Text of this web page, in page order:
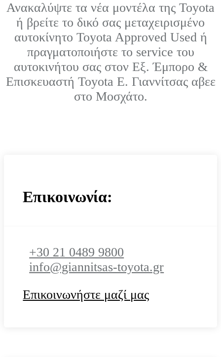
Ανακαλύψτε τα νέα μοντέλα της Toyota
ή βρείτε το δικό σας μεταχειρισμένο
αυτοκίνητο Toyota Approved Used ή
πραγματοποιήστε το service του
αυτοκινήτου σας στον Εξ. Έμπορο &
Επισκευαστή Toyota Ε. Γιαννίτσας αβεε
στο Μοσχάτο.
Επικοινωνία:
+30 21 0489 9800
info@giannitsas-toyota.gr
Επικοινωνήστε μαζί μας